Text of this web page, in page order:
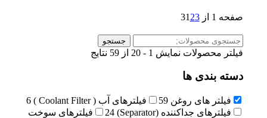
صفحه 1 از 3 1 23
جستجو
برای:
جستجو
فیلتر محصولات نمایش 1 - 20 از 59 نتایج
دسته بندی ها
فیلتر های روغن59 فیلترهای آب ( Coolant Filter )
6
فیلترهای جداکننده (Separator)
24
فیلترهای سوخت